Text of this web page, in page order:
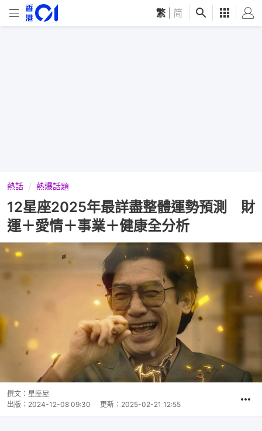
繁 简
熱話 熱爆話題
12星座2025年最詳盡整體運勢預測 財
運＋愛情＋事業＋健康全分析
撰文： 星座屋
出版： 2024-12-08 09:30 更新： 2025-02-21 12:55